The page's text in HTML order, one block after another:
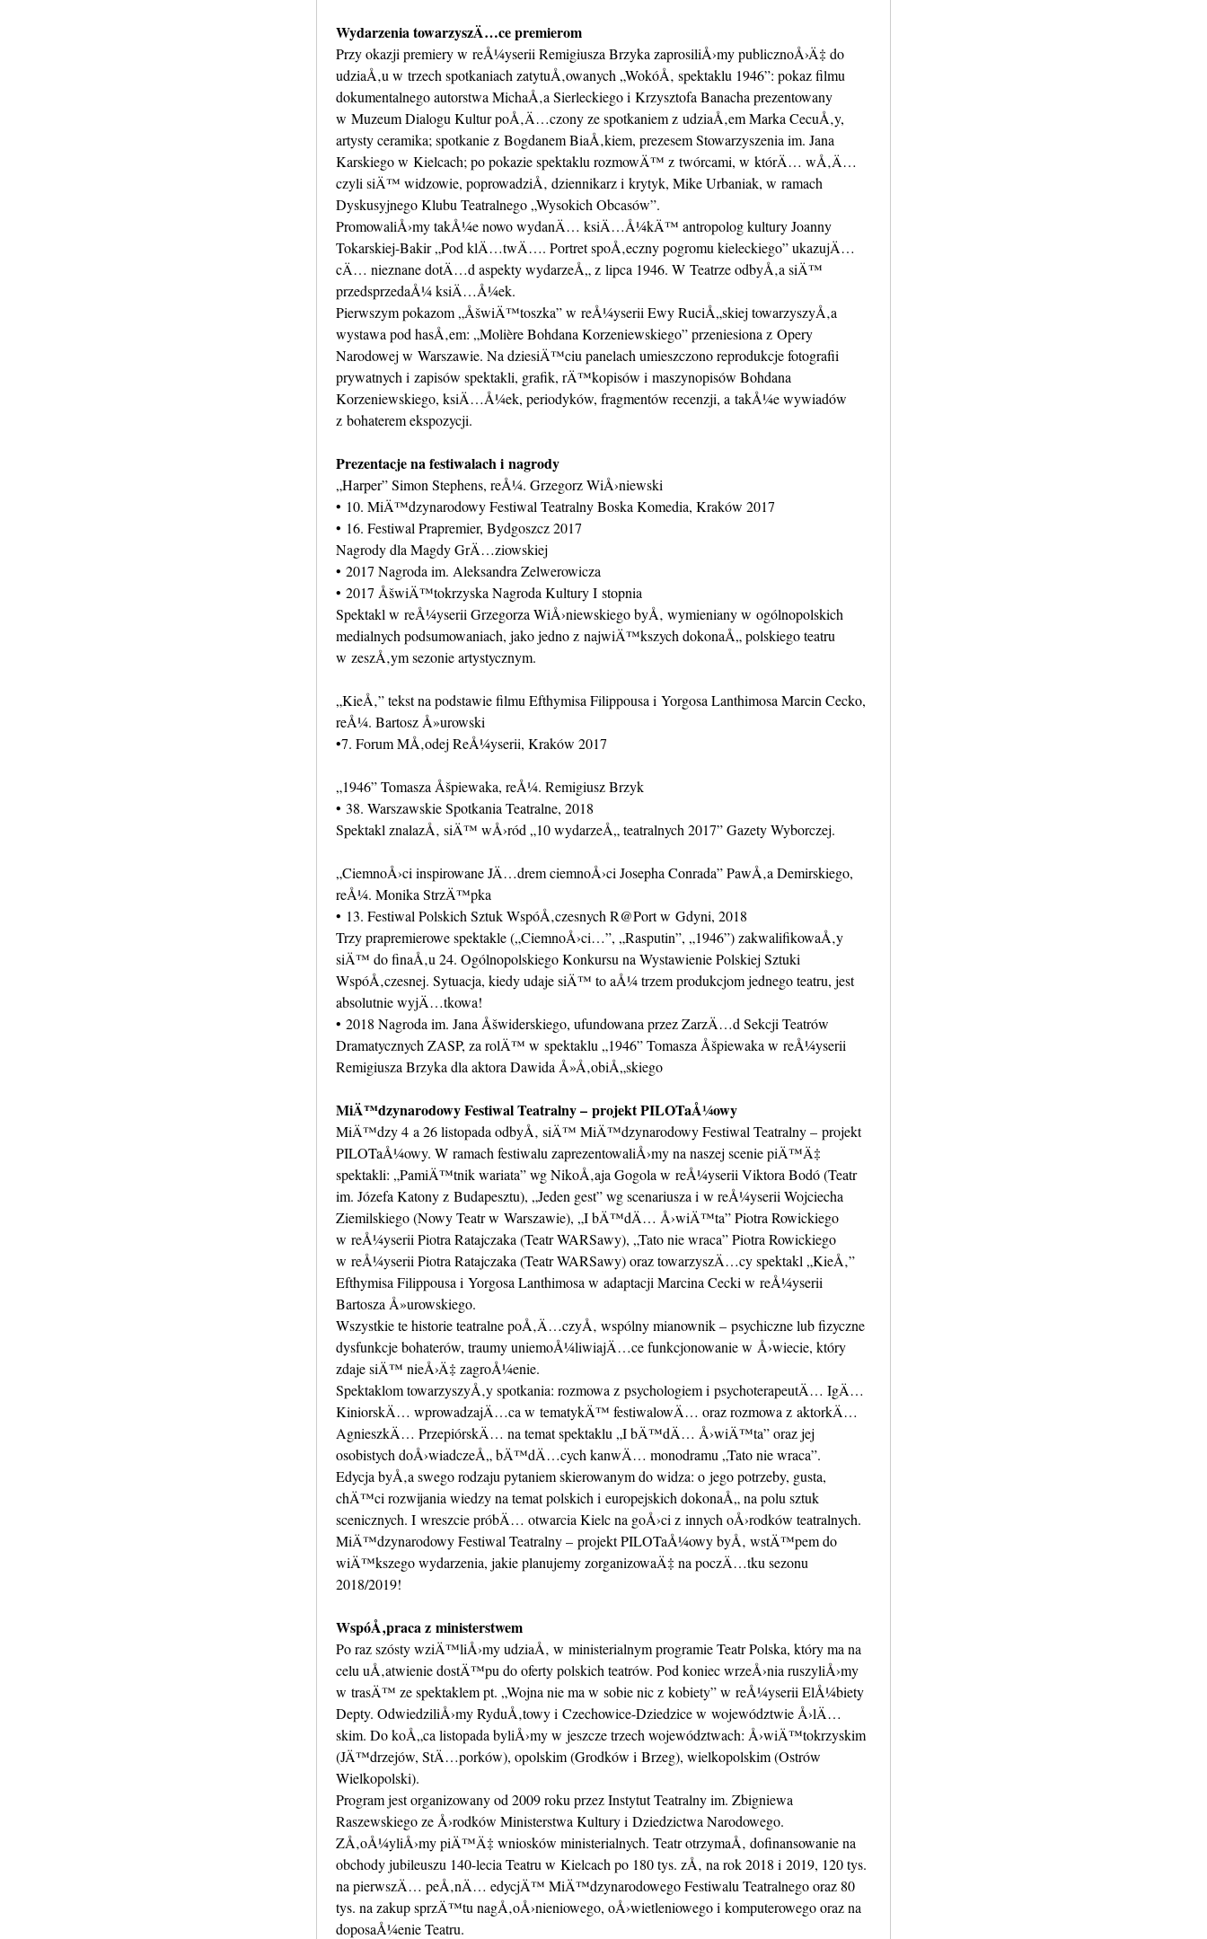
Wydarzenia towarzyszÄ…ce premierom
Przy okazji premiery w reÅ¼yserii Remigiusza Brzyka zaprosiliÅ›my publicznoÅ›Ä‡ do
udziaÅ‚u w trzech spotkaniach zatytuÅ‚owanych „WokóÅ‚ spektaklu 1946”: pokaz filmu
dokumentalnego autorstwa MichaÅ‚a Sierleckiego i Krzysztofa Banacha prezentowany
w Muzeum Dialogu Kultur poÅ‚Ä…czony ze spotkaniem z udziaÅ‚em Marka CecuÅ‚y,
artysty ceramika; spotkanie z Bogdanem BiaÅ‚kiem, prezesem Stowarzyszenia im. Jana
Karskiego w Kielcach; po pokazie spektaklu rozmowÄ™ z twórcami, w którÄ… wÅ‚Ä…
czyli siÄ™ widzowie, poprowadziÅ‚ dziennikarz i krytyk, Mike Urbaniak, w ramach
Dyskusyjnego Klubu Teatralnego „Wysokich Obcasów”.
PromowaliÅ›my takÅ¼e nowo wydanÄ… ksiÄ…Å¼kÄ™ antropolog kultury Joanny
Tokarskiej-Bakir „Pod klÄ…twÄ…. Portret spoÅ‚eczny pogromu kieleckiego” ukazujÄ…
cÄ… nieznane dotÄ…d aspekty wydarzeÅ„ z lipca 1946. W Teatrze odbyÅ‚a siÄ™
przedsprzedaÅ¼ ksiÄ…Å¼ek.
Pierwszym pokazom „ÅšwiÄ™toszka” w reÅ¼yserii Ewy RuciÅ„skiej towarzyszyÅ‚a
wystawa pod hasÅ‚em: „Molière Bohdana Korzeniewskiego” przeniesiona z Opery
Narodowej w Warszawie. Na dziesiÄ™ciu panelach umieszczono reprodukcje fotografii
prywatnych i zapisów spektakli, grafik, rÄ™kopisów i maszynopisów Bohdana
Korzeniewskiego, ksiÄ…Å¼ek, periodyków, fragmentów recenzji, a takÅ¼e wywiadów
z bohaterem ekspozycji.
Prezentacje na festiwalach i nagrody
„Harper” Simon Stephens, reÅ¼. Grzegorz WiÅ›niewski
• 10. MiÄ™dzynarodowy Festiwal Teatralny Boska Komedia, Kraków 2017
• 16. Festiwal Prapremier, Bydgoszcz 2017
Nagrody dla Magdy GrÄ…ziowskiej
• 2017 Nagroda im. Aleksandra Zelwerowicza
• 2017 ÅšwiÄ™tokrzyska Nagroda Kultury I stopnia
Spektakl w reÅ¼yserii Grzegorza WiÅ›niewskiego byÅ‚ wymieniany w ogólnopolskich
medialnych podsumowaniach, jako jedno z najwiÄ™kszych dokonaÅ„ polskiego teatru
w zeszÅ‚ym sezonie artystycznym.
„KieÅ‚” tekst na podstawie filmu Efthymisa Filippousa i Yorgosa Lanthimosa Marcin Cecko,
reÅ¼. Bartosz Å»urowski
•7. Forum MÅ‚odej ReÅ¼yserii, Kraków 2017
„1946” Tomasza Åšpiewaka, reÅ¼. Remigiusz Brzyk
• 38. Warszawskie Spotkania Teatralne, 2018
Spektakl znalazÅ‚ siÄ™ wÅ›ród „10 wydarzeÅ„ teatralnych 2017” Gazety Wyborczej.
„CiemnoÅ›ci inspirowane JÄ…drem ciemnoÅ›ci Josepha Conrada” PawÅ‚a Demirskiego,
reÅ¼. Monika StrzÄ™pka
• 13. Festiwal Polskich Sztuk WspóÅ‚czesnych R@Port w Gdyni, 2018
Trzy prapremierowe spektakle („CiemnoÅ›ci…”, „Rasputin”, „1946”) zakwalifikowaÅ‚y
siÄ™ do finaÅ‚u 24. Ogólnopolskiego Konkursu na Wystawienie Polskiej Sztuki
WspóÅ‚czesnej. Sytuacja, kiedy udaje siÄ™ to aÅ¼ trzem produkcjom jednego teatru, jest
absolutnie wyjÄ…tkowa!
• 2018 Nagroda im. Jana Åšwiderskiego, ufundowana przez ZarzÄ…d Sekcji Teatrów
Dramatycznych ZASP, za rolÄ™ w spektaklu „1946” Tomasza Åšpiewaka w reÅ¼yserii
Remigiusza Brzyka dla aktora Dawida Å»Å‚obiÅ„skiego
MiÄ™dzynarodowy Festiwal Teatralny – projekt PILOTaÅ¼owy
MiÄ™dzy 4 a 26 listopada odbyÅ‚ siÄ™ MiÄ™dzynarodowy Festiwal Teatralny – projekt
PILOTaÅ¼owy. W ramach festiwalu zaprezentowaliÅ›my na naszej scenie piÄ™Ä‡
spektakli: „PamiÄ™tnik wariata” wg NikoÅ‚aja Gogola w reÅ¼yserii Viktora Bodó (Teatr
im. Józefa Katony z Budapesztu), „Jeden gest” wg scenariusza i w reÅ¼yserii Wojciecha
Ziemilskiego (Nowy Teatr w Warszawie), „I bÄ™dÄ… Å›wiÄ™ta” Piotra Rowickiego
w reÅ¼yserii Piotra Ratajczaka (Teatr WARSawy), „Tato nie wraca” Piotra Rowickiego
w reÅ¼yserii Piotra Ratajczaka (Teatr WARSawy) oraz towarzyszÄ…cy spektakl „KieÅ‚”
Efthymisa Filippousa i Yorgosa Lanthimosa w adaptacji Marcina Cecki w reÅ¼yserii
Bartosza Å»urowskiego.
Wszystkie te historie teatralne poÅ‚Ä…czyÅ‚ wspólny mianownik – psychiczne lub fizyczne
dysfunkcje bohaterów, traumy uniemoÅ¼liwiajÄ…ce funkcjonowanie w Å›wiecie, który
zdaje siÄ™ nieÅ›Ä‡ zagroÅ¼enie.
Spektaklom towarzyszyÅ‚y spotkania: rozmowa z psychologiem i psychoterapeutÄ… IgÄ…
KiniorskÄ… wprowadzajÄ…ca w tematykÄ™ festiwalowÄ… oraz rozmowa z aktorkÄ…
AgnieszkÄ… PrzepiórskÄ… na temat spektaklu „I bÄ™dÄ… Å›wiÄ™ta” oraz jej
osobistych doÅ›wiadczeÅ„ bÄ™dÄ…cych kanwÄ… monodramu „Tato nie wraca”.
Edycja byÅ‚a swego rodzaju pytaniem skierowanym do widza: o jego potrzeby, gusta,
chÄ™ci rozwijania wiedzy na temat polskich i europejskich dokonaÅ„ na polu sztuk
scenicznych. I wreszcie próbÄ… otwarcia Kielc na goÅ›ci z innych oÅ›rodków teatralnych.
MiÄ™dzynarodowy Festiwal Teatralny – projekt PILOTaÅ¼owy byÅ‚ wstÄ™pem do
wiÄ™kszego wydarzenia, jakie planujemy zorganizowaÄ‡ na poczÄ…tku sezonu
2018/2019!
WspóÅ‚praca z ministerstwem
Po raz szósty wziÄ™liÅ›my udziaÅ‚ w ministerialnym programie Teatr Polska, który ma na
celu uÅ‚atwienie dostÄ™pu do oferty polskich teatrów. Pod koniec wrzeÅ›nia ruszyliÅ›my
w trasÄ™ ze spektaklem pt. „Wojna nie ma w sobie nic z kobiety” w reÅ¼yserii ElÅ¼biety
Depty. OdwiedziliÅ›my RyduÅ‚towy i Czechowice-Dziedzice w województwie Å›lÄ…
skim. Do koÅ„ca listopada byliÅ›my w jeszcze trzech województwach: Å›wiÄ™tokrzyskim
(JÄ™drzejów, StÄ…porków), opolskim (Grodków i Brzeg), wielkopolskim (Ostrów
Wielkopolski).
Program jest organizowany od 2009 roku przez Instytut Teatralny im. Zbigniewa
Raszewskiego ze Å›rodków Ministerstwa Kultury i Dziedzictwa Narodowego.
ZÅ‚oÅ¼yliÅ›my piÄ™Ä‡ wniosków ministerialnych. Teatr otrzymaÅ‚ dofinansowanie na
obchody jubileuszu 140-lecia Teatru w Kielcach po 180 tys. zÅ‚ na rok 2018 i 2019, 120 tys.
na pierwszÄ… peÅ‚nÄ… edycjÄ™ MiÄ™dzynarodowego Festiwalu Teatralnego oraz 80
tys. na zakup sprzÄ™tu nagÅ‚oÅ›nieniowego, oÅ›wietleniowego i komputerowego oraz na
doposaÅ¼enie Teatru.